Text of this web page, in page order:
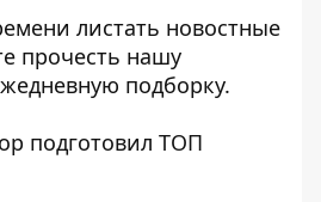
листать новостные
прочесть нашу
подборку.
подготовил ТОП